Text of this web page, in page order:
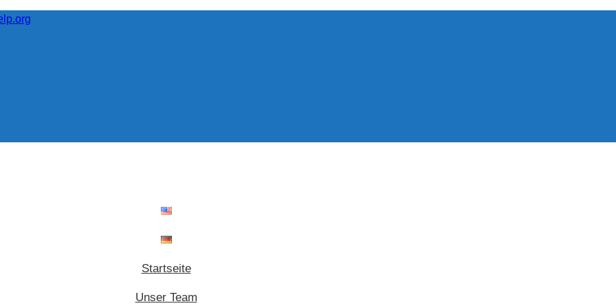
Startseite
Unser Team